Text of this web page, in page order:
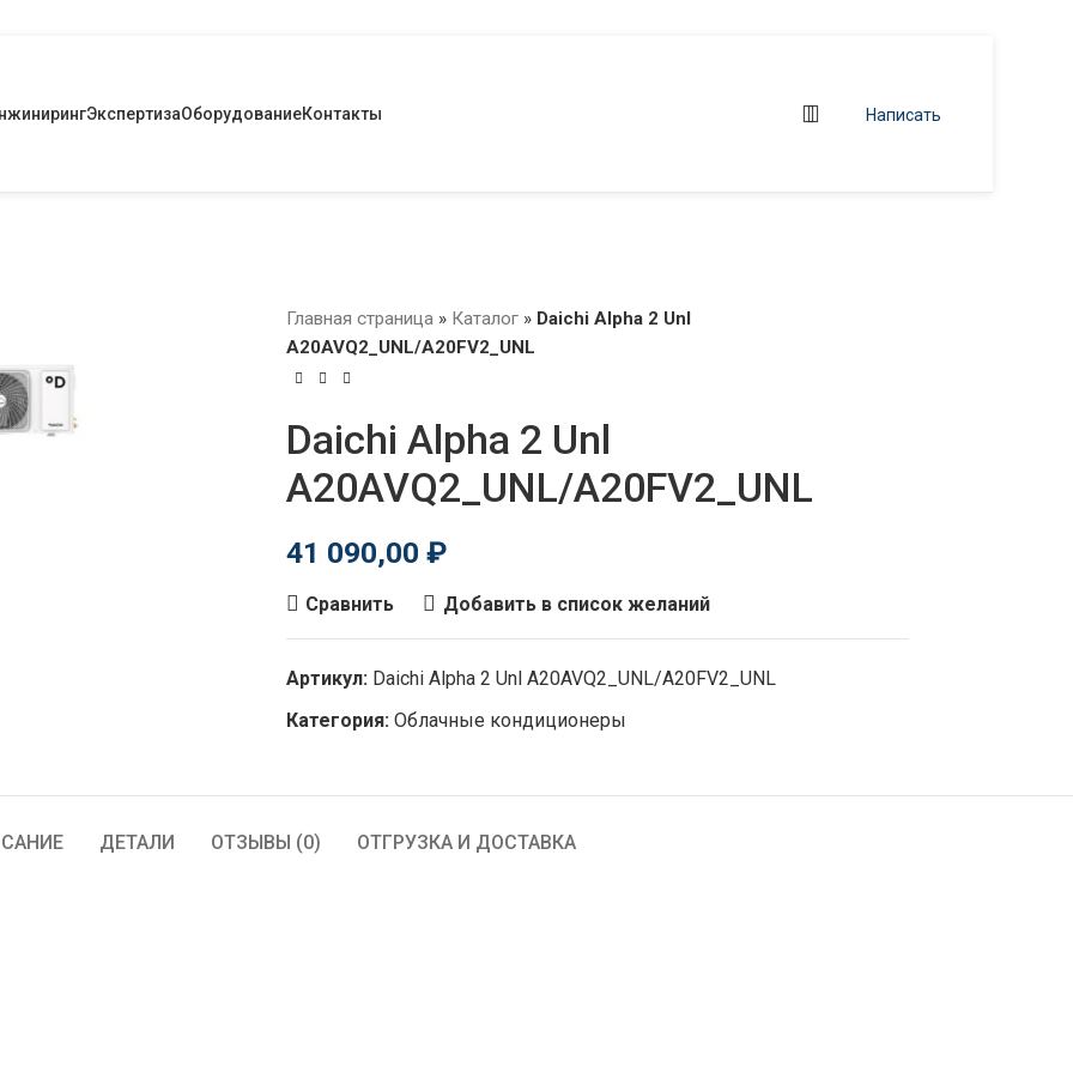
ЭкспертизаОборудованиеКонтакты Написать
Главная страница » Каталог » Daichi Alpha 2 Unl
A20AVQ2_UNL/A20FV2_UNL
Daichi Alpha 2 Unl
A20AVQ2_UNL/A20FV2_UNL
41 090,00 ₽
Сравнить Добавить в список желаний
Артикул: Daichi Alpha 2 Unl A20AVQ2_UNL/A20FV2_UNL
Категория: Облачные кондиционеры
ДЕТАЛИ ОТЗЫВЫ (0) ОТГРУЗКА И ДОСТАВКА